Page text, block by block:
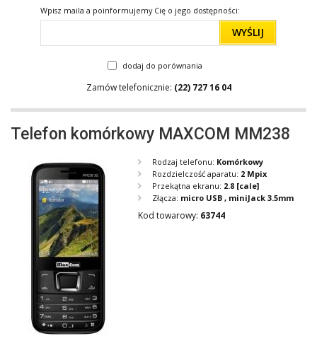
Wpisz maila a poinformujemy Cię o jego dostępności:
WYŚLIJ
dodaj do porównania
Zamów telefonicznie: (22) 727 16 04
Telefon komórkowy MAXCOM MM238
Rodzaj telefonu: Komórkowy
Rozdzielczość aparatu: 2 Mpix
Przekątna ekranu: 2.8 [cale]
Złącza: micro USB , miniJack 3.5mm
Kod towarowy: 63744